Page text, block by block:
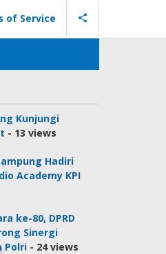
of Service
Kunjungi
- 13 views
Hadiri
Academy KPI
ke-80, DPRD
Sinergi
Polri - 24 views